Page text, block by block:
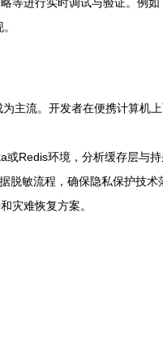
主流。开发者在便携计算机
Redis环境，分析缓存层与持
敏流程，确保隐私保护技术
灾难恢复方案。